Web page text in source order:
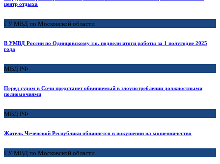
центр отдыха
ГУ МВД по Московской области
В УМВД России по Одинцовскому г.о. подвели итоги работы за 1 полугодие 2025
года
МВД РФ
Перед судом в Сочи предстанет обвиняемый в злоупотреблении должностными
полномочиями
МВД РФ
Житель Чеченской Республики обвиняется в покушении на мошенничество
ГУ МВД по Московской области